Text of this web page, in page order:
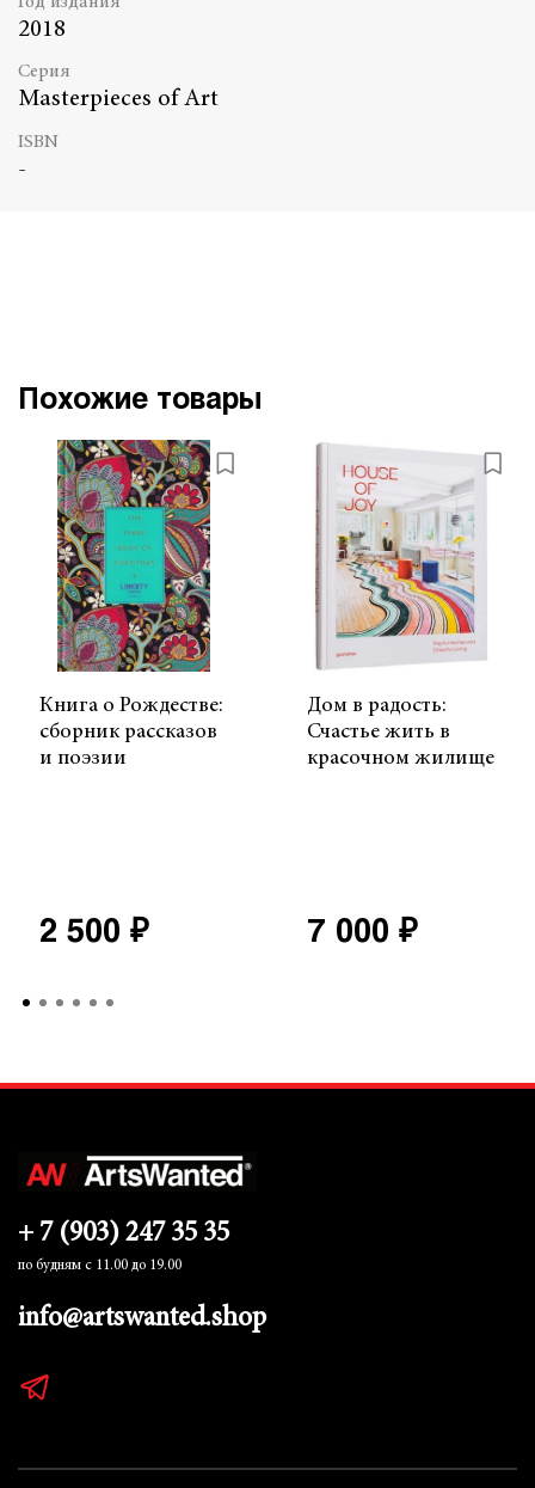
2018
Серия
Masterpieces of Art
ISBN
-
Похожие товары
Книга о Рождестве:
сборник рассказов
и поэзии
2 500 ₽
Дом в радость:
Счастье жить в
красочном жилище
7 000 ₽
+ 7 (903) 247 35 35
по будням с 11.00 до 19.00
info@artswanted.shop